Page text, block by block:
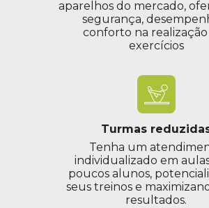
aparelhos do mercado,
segurança,
conforto na realização
exercícios
Turmas
Tenha um
individualizado em
poucos alunos,
seus treinos e
resultados.